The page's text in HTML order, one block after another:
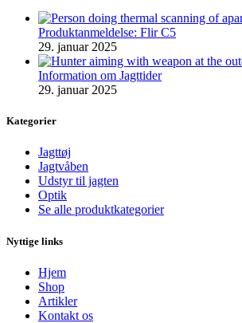
Produktanmeldelse: Flir C5
29. januar 2025
Information om Jagttider
29. januar 2025
Kategorier
Jagttøj
Jagtvåben
Udstyr til jagten
Optik
Se alle produktkategorier
Nyttige links
Hjem
Shop
Artikler
Kontakt os